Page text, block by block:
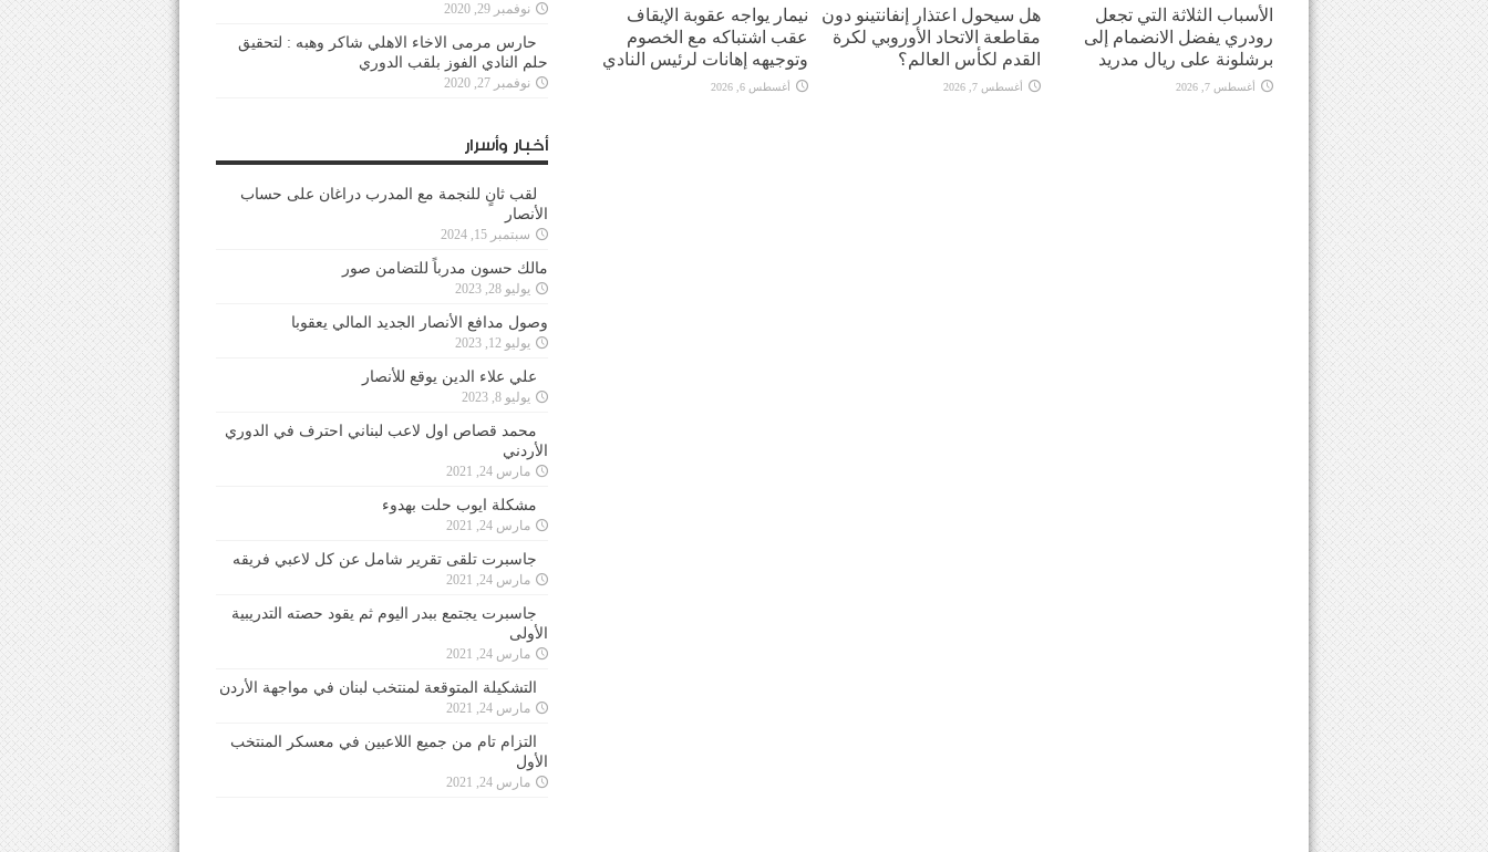
الأسباب الثلاثة التي تجعل
رودري يفضل الانضمام إلى
برشلونة على ريال مدريد
أغسطس 7, 2026
هل سيحول اعتذار إنفانتينو دون
مقاطعة الاتحاد الأوروبي لكرة
القدم لكأس العالم؟
أغسطس 7, 2026
نيمار يواجه عقوبة الإيقاف
عقب اشتباكه مع الخصوم
وتوجيهه إهانات لرئيس النادي
أغسطس 6, 2026
نوفمبر 29, 2020
حارس مرمى الاخاء الاهلي شاكر وهبه : لتحقيق
حلم النادي الفوز بلقب الدوري
نوفمبر 27, 2020
أخبار وأسرار
لقب ثانٍ للنجمة مع المدرب دراغان على حساب
الأنصار
سبتمبر 15, 2024
مالك حسون مدرباً للتضامن صور
يوليو 28, 2023
وصول مدافع الأنصار الجديد المالي يعقوبا
يوليو 12, 2023
علي علاء الدين يوقع للأنصار
يوليو 8, 2023
محمد قصاص اول لاعب لبناني احترف في الدوري
الأردني
مارس 24, 2021
مشكلة ايوب حلت بهدوء
مارس 24, 2021
جاسبرت تلقى تقرير شامل عن كل لاعبي فريقه
مارس 24, 2021
جاسبرت يجتمع ببدر اليوم ثم يقود حصته التدريبية
الأولى
مارس 24, 2021
التشكيلة المتوقعة لمنتخب لبنان في مواجهة الأردن
مارس 24, 2021
التزام تام من جميع اللاعبين في معسكر المنتخب
الأول
مارس 24, 2021